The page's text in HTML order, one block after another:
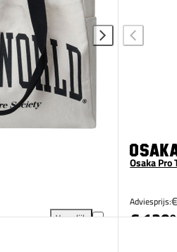
Vergelijk
Osaka Pro
Adviesprijs:
€ 129